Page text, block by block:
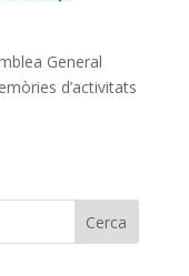
General
d’activitats